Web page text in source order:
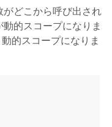
どこから呼び出され
的スコープになりま
的スコープになりま